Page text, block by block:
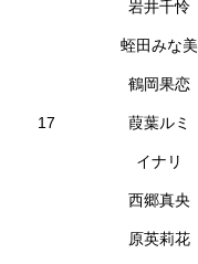
岩井千怜
蛭田みな美
鶴岡果恋
17 葭葉ルミ
イナリ
西郷真央
原英莉花